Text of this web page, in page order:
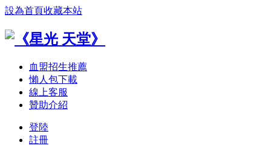
設為首頁收藏本站
血盟招生推薦
懶人包下載
線上客服
贊助介紹
登陸
註冊